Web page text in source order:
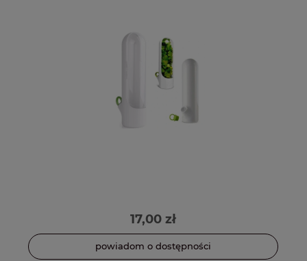
17,00 zł
powiadom o dostępności